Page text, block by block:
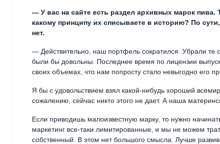
— У вас на сайте есть раздел архивных марок
какому принципу их списываете в историю? По
нет.
— Действительно, наш портфель сократился. Убрали те
были бы довольны. Последнее время по лицензии
своих объемах, что нам попросту стало невыгодно его
Я бы с удовольствием взял какой-нибудь хороший
сожалению, сейчас никто этого не дает. А наша
Если приводишь малоизвестную марку, то нужно
маркетинг все-таки лимитированные, и мы не можем
собственный. В этом нет большого смысла. Лучше